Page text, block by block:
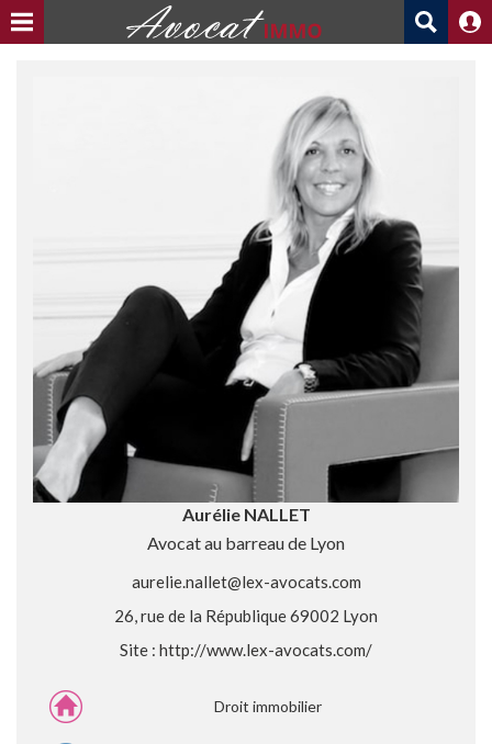
Aurélie NALLET
Avocat au barreau de Lyon
aurelie.nallet@lex-avocats.com
26, rue de la République 69002 Lyon
Site : http://www.lex-avocats.com/
Droit immobilier